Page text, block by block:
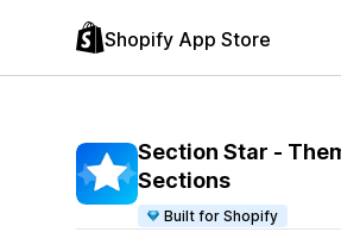
Shopify App Store
Section Star ‑
Sections
Built for Shopify